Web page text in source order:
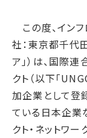
IRカレンダー
IR資料室
株主・株式情
お問い合わせ
電子公告
環境
環境マネ
気候変動
循環経済
汚染防止
サイトポリシ
プライバシ
SNSポリシー
ディスクロ
Me-pon
この度、イン
社：東京都千代
ア」）は、国際
クト（以下「
加企業として登
ている日本企業
クト・ネットワー